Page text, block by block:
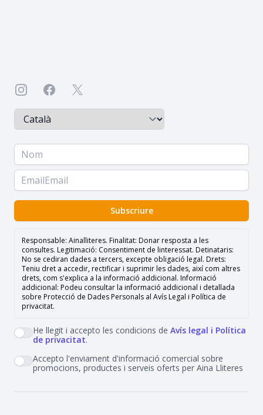
InstagramFacebook
X
Subscriure
Responsable: Ainalliteres. Finalitat: Donar resposta a les
consultes. Legitimació: Consentiment de linteressat. Detinataris:
No se cediran dades a tercers, excepte obligació legal. Drets:
Teniu dret a accedir, rectificar i suprimir les dades, així com altres
drets, com s'explica a la informació addicional. Informació
addicional: Podeu consultar la informació addicional i detallada
sobre Protecció de Dades Personals al Avís Legal i Política de
privacitat.
He llegit i accepto les condicions de Avís legal i Política
de privacitat.
Accepto l'enviament d'informació comercial sobre
promocions, productes i serveis oferts per Aina Lliteres